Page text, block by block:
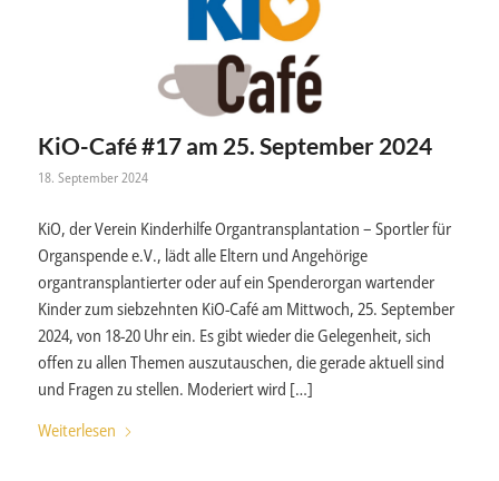
KiO-Café #17 am 25. September 2024
18. September 2024
KiO, der Verein Kinderhilfe Organtransplantation – Sportler für
Organspende e.V., lädt alle Eltern und Angehörige
organtransplantierter oder auf ein Spenderorgan wartender
Kinder zum siebzehnten KiO-Café am Mittwoch, 25. September
2024, von 18-20 Uhr ein. Es gibt wieder die Gelegenheit, sich
offen zu allen Themen auszutauschen, die gerade aktuell sind
und Fragen zu stellen. Moderiert wird […]
Weiterlesen